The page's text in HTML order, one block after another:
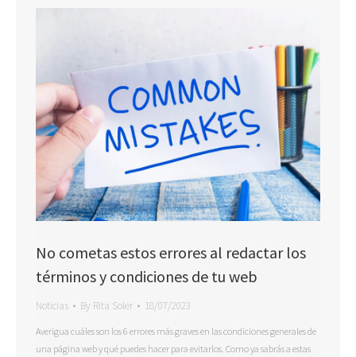
No cometas estos errores al redactar los
términos y condiciones de tu web
Noticias By Rita Soler 18/07/2023
Averigua cuáles son los 6 errores más graves en las condiciones generales de
una página web y qué puedes hacer para evitarlos. Como ya sabrás a estas